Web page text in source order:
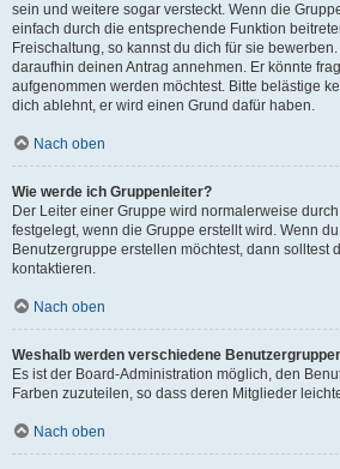
sein und weitere sogar versteckt. Wenn die
einfach durch die entsprechende Funktion
Freischaltung, so kannst du dich für sie
daraufhin deinen Antrag annehmen. Er könnte
aufgenommen werden möchtest. Bitte belästige
dich ablehnt, er wird einen Grund dafür haben.
Nach oben
Wie werde ich Gruppenleiter?
Der Leiter einer Gruppe wird normalerweise
festgelegt, wenn die Gruppe erstellt wird. Wenn
Benutzergruppe erstellen möchtest, dann solltest
kontaktieren.
Nach oben
Weshalb werden verschiedene
Es ist der Board-Administration möglich, den
Farben zuzuteilen, so dass deren Mitglieder
Nach oben